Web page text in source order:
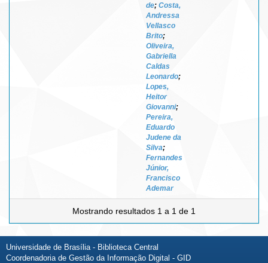
de; Costa,
Andressa
Vellasco
Brito;
Oliveira,
Gabriella
Caldas
Leonardo;
Lopes,
Heitor
Giovanni;
Pereira,
Eduardo
Judene da
Silva;
Fernandes
Júnior,
Francisco
Ademar
Mostrando resultados 1 a 1 de 1
Universidade de Brasília - Biblioteca Central
Coordenadoria de Gestão da Informação Digital - GID